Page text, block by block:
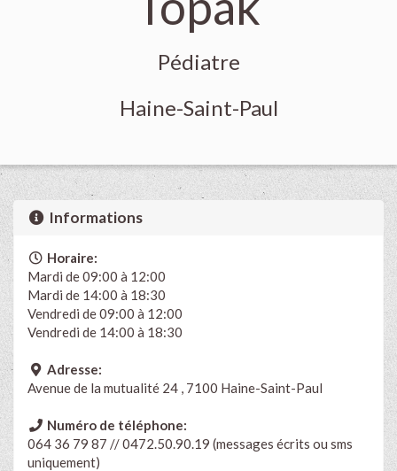
Pédiatre
Haine-Saint-Paul
Informations
Horaire:
Mardi de 09:00 à 12:00
Mardi de 14:00 à 18:30
Vendredi de 09:00 à 12:00
Vendredi de 14:00 à 18:30
Adresse:
Avenue de la mutualité 24 , 7100 Haine-Saint-Paul
Numéro de téléphone:
064 36 79 87 // 0472.50.90.19 (messages écrits ou sms
uniquement)